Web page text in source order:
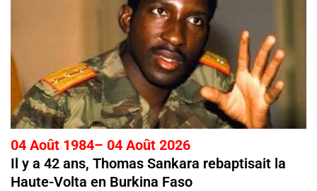
04 Août 1984– 04 Août 2026
Il y a 42 ans, Thomas Sankara rebaptisait la
Haute-Volta en Burkina Faso